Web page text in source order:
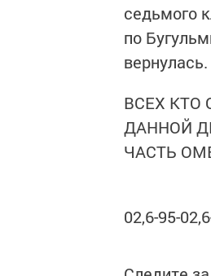
седьмого
по
вернулась.
ВСЕХ
ДАННОЙ
ЧАСТЬ
02,6-95-